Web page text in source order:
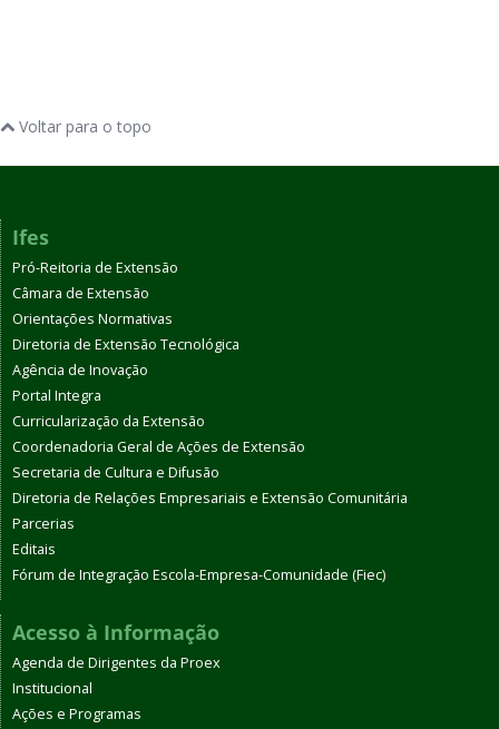
Voltar para o topo
Ifes
Pró-Reitoria de Extensão
Câmara de Extensão
Orientações Normativas
Diretoria de Extensão Tecnológica
Agência de Inovação
Portal Integra
Curricularização da Extensão
Coordenadoria Geral de Ações de Extensão
Secretaria de Cultura e Difusão
Diretoria de Relações Empresariais e Extensão Comunitária
Parcerias
Editais
Fórum de Integração Escola-Empresa-Comunidade (Fiec)
Acesso à Informação
Agenda de Dirigentes da Proex
Institucional
Ações e Programas